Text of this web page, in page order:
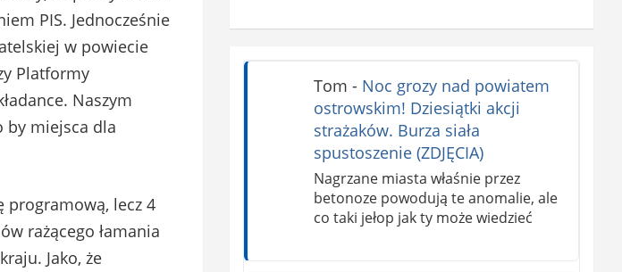
PIS. Jednocześnie
w powiecie
Platformy
Naszym
by miejsca dla
programową, lecz 4
rażącego łamania
Jako, że
Tom - Noc grozy nad powiatem
ostrowskim! Dziesiątki akcji
strażaków. Burza siała
spustoszenie (ZDJĘCIA)
Nagrzane miasta właśnie przez
betonoze powodują te anomalie, ale
co taki jełop jak ty może wiedzieć